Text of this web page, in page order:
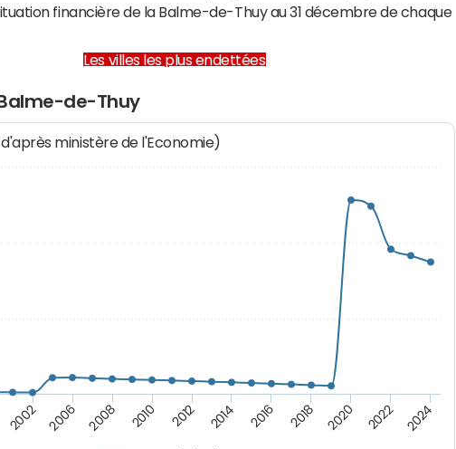
financière de la Balme-de-Thuy au 31 décembre de chaque
Les villes les plus endettées
de-Thuy
d'après ministère de l'Economie)
2002 2006 2008 2010 2012 2014 2016 2018 2020 2022 2024